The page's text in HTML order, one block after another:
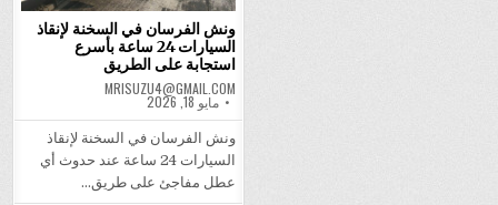
ونش الفرسان في السخنة لإنقاذ
السيارات 24 ساعة بأسرع
استجابة على الطريق
MRISUZU4@GMAIL.COM
مايو 18, 2026
ونش الفرسان في السخنة لإنقاذ
السيارات 24 ساعة عند حدوث أي
عطل مفاجئ على طريق…